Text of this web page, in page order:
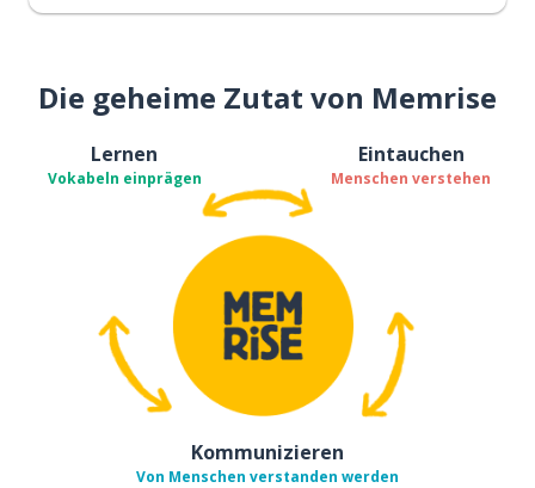
Die geheime Zutat von Memrise
Lernen
Vokabeln einprägen
Eintauchen
Menschen verstehen
Kommunizieren
Von Menschen verstanden werden